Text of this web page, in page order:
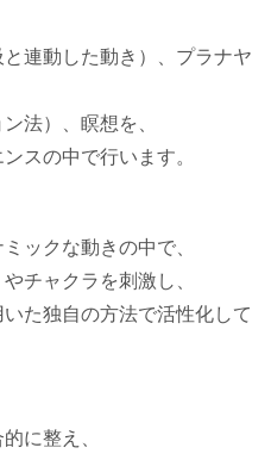
連動した動き）、プラナヤ
法）、瞑想を、
スの中で行います。
ックな動きの中で、
チャクラを刺激し、
た独自の方法で活性化して
に整え、